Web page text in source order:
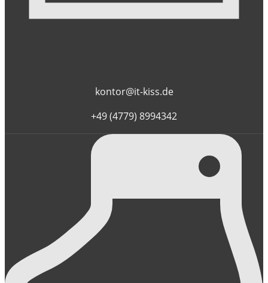
kontor@it-kiss.de
+49 (4779) 8994342